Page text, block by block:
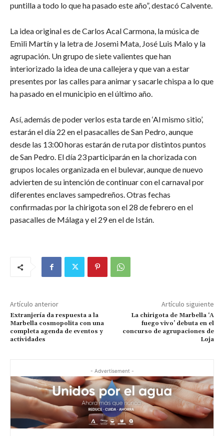
puntilla a todo lo que ha pasado este año”, destacó Calvente.
La idea original es de Carlos Acal Carmona, la música de
Emili Martín y la letra de Josemi Mata, José Luis Malo y la
agrupación. Un grupo de siete valientes que han
interiorizado la idea de una callejera y que van a estar
presentes por las calles para animar y sacarle chispa a lo que
ha pasado en el municipio en el último año.
Así, además de poder verlos esta tarde en ‘Al mismo sitio’,
estarán el día 22 en el pasacalles de San Pedro, aunque
desde las 13:00 horas estarán de ruta por distintos puntos
de San Pedro. El día 23 participarán en la chorizada con
grupos locales organizada en el bulevar, aunque de nuevo
advierten de su intención de continuar con el carnaval por
diferentes enclaves sampedreños. Otras fechas
confirmadas por la chirigota son el 28 de febrero en el
pasacalles de Málaga y el 29 en el de Istán.
Artículo anterior
Extranjería da respuesta a la
Marbella cosmopolita con una
completa agenda de eventos y
actividades
Artículo siguiente
La chirigota de Marbella ‘A
fuego vivo’ debuta en el
concurso de agrupaciones de
Loja
- Advertisement -